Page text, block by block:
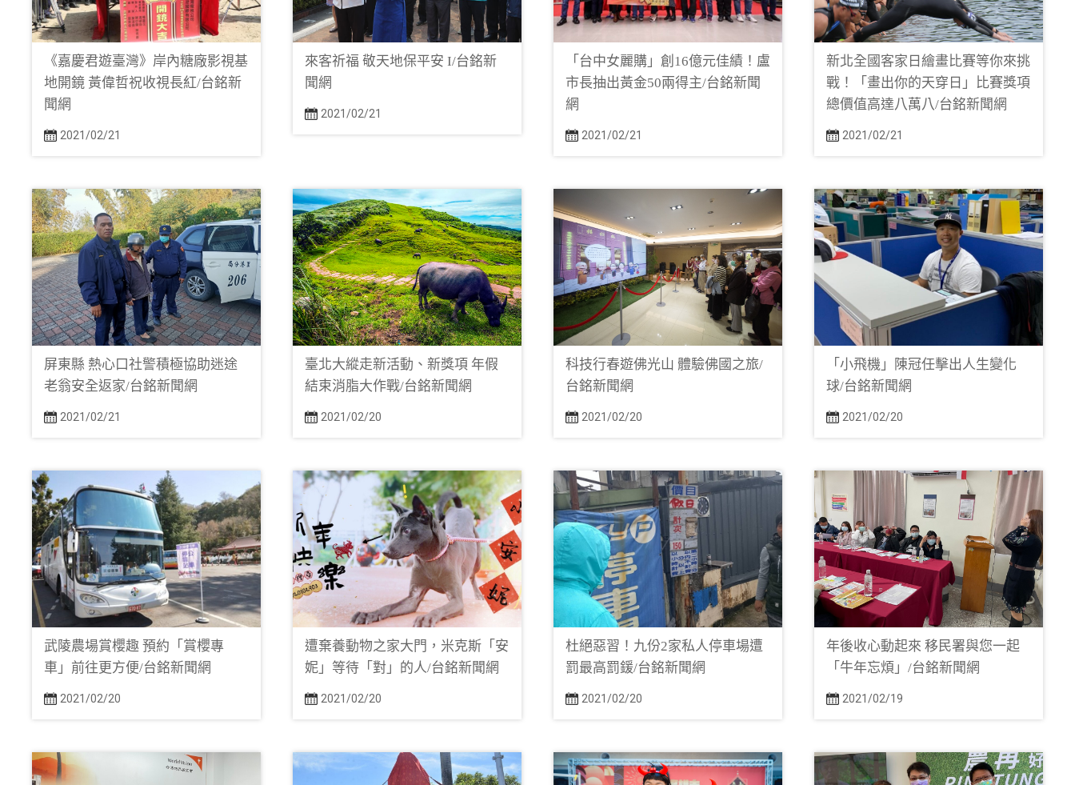
《嘉慶君遊臺灣》岸內糖廠影視基
地開鏡 黃偉哲祝收視長紅/台銘新
聞網
2021/02/21
來客祈福 敬天地保平安 I/台銘新
聞網
2021/02/21
「台中女麗購」創16億元佳績！盧
市長抽出黃金50兩得主/台銘新聞
網
2021/02/21
新北全國客家日繪畫比賽等你來挑
戰！「畫出你的天穿日」比賽獎項
總價值高達八萬八/台銘新聞網
2021/02/21
屏東縣 熱心口社警積極協助迷途
老翁安全返家/台銘新聞網
2021/02/21
臺北大縱走新活動、新獎項 年假
結束消脂大作戰/台銘新聞網
2021/02/20
科技行春遊佛光山 體驗佛國之旅/
台銘新聞網
2021/02/20
「小飛機」陳冠任擊出人生變化
球/台銘新聞網
2021/02/20
武陵農場賞櫻趣 預約「賞櫻專
車」前往更方便/台銘新聞網
2021/02/20
遭棄養動物之家大門，米克斯「安
妮」等待「對」的人/台銘新聞網
2021/02/20
杜絕惡習！九份2家私人停車場遭
罰最高罰鍰/台銘新聞網
2021/02/20
年後收心動起來 移民署與您一起
「牛年忘煩」/台銘新聞網
2021/02/19